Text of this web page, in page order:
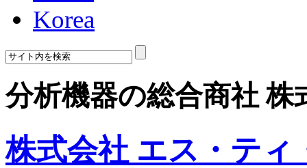
Korea
分析機器の総合商社
株式会社 エス・ティ